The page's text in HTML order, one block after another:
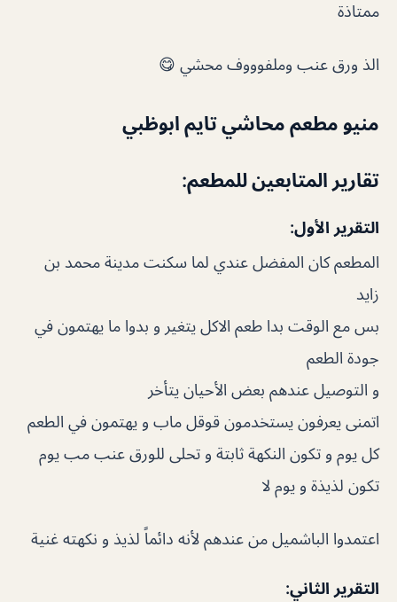
ممتاذة
الذ ورق عنب وملفوووف محشي 😋
منيو مطعم محاشي تايم ابوظبي
تقارير المتابعين للمطعم:
التقرير الأول:
المطعم كان المفضل عندي لما سكنت مدينة محمد بن
زايد
بس مع الوقت بدا طعم الاكل يتغير و بدوا ما يهتمون في
جودة الطعم
و التوصيل عندهم بعض الأحيان يتأخر
اتمنى يعرفون يستخدمون قوقل ماب و يهتمون في الطعم
كل يوم و تكون النكهة ثابتة و تحلى للورق عنب مب يوم
تكون لذيذة و يوم لا
اعتمدوا الباشميل من عندهم لأنه دائماً لذيذ و نكهته غنية
التقرير الثاني: